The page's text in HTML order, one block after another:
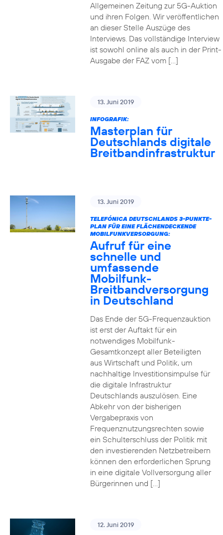
Allgemeinen Zeitung zur 5G-Auktion
und ihren Folgen. Wir veröffentlichen
an dieser Stelle Auszüge des
Interviews. Das vollständige Interview
ist sowohl online als auch in der Print-
Ausgabe der FAZ vom […]
13. Juni 2019
INFOGRAFIK:
Masterplan für
Deutschlands digitale
Breitbandinfrastruktur
13. Juni 2019
TELEFÓNICA DEUTSCHLANDS 3-PUNKTE-
PLAN FÜR EINE FLÄCHENDECKENDE
MOBILFUNKVERSORGUNG:
Aufruf für eine
schnelle und
umfassende
Mobilfunk-
Breitbandversorgung
in Deutschland
Das Ende der 5G-Frequenzauktion
ist erst der Auftakt für ein
notwendiges Mobilfunk-
Gesamtkonzept aller Beteiligten
aus Wirtschaft und Politik, um
nachhaltige Investitionsimpulse für
die digitale Infrastruktur
Deutschlands auszulösen. Eine
Abkehr von der bisherigen
Vergabepraxis von
Frequenznutzungsrechten sowie
ein Schulterschluss der Politik mit
den investierenden Netzbetreibern
können den erforderlichen Sprung
in eine digitale Vollversorgung aller
Bürgerinnen und […]
12. Juni 2019